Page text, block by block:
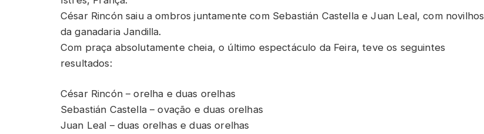
César Rincón saiu a ombros juntamente com Sebastián Castella e Juan Leal, com novilhos
da ganadaria Jandilla.
Com praça absolutamente cheia, o último espectáculo da Feira, teve os seguintes
resultados:
César Rincón – orelha e duas orelhas
Sebastián Castella – ovação e duas orelhas
Juan Leal – duas orelhas e duas orelhas